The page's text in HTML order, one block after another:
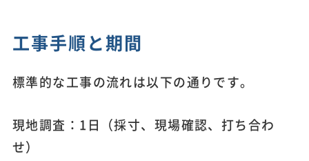
工事手順と期間
標準的な工事の流れは以下の通りです。
現地調査：1日（採寸、現場確認、打ち合わ
せ）